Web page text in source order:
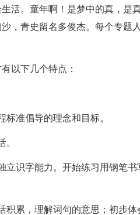
活。童年啊！是梦中的真，是
，青史留名多俊杰。每个专题
以下几个特点：
准倡导的理念和目标。
立识字能力。开始练习用钢笔
积累，理解词句的意思；初步